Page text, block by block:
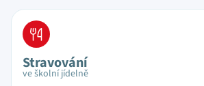
Stravování
ve školní jídelně